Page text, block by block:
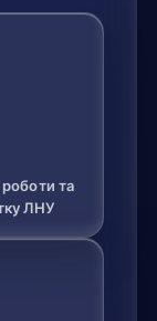
та
ЛНУ